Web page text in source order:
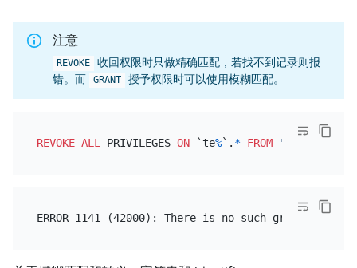
注意
REVOKE
收回权限时只做精确匹配，若找不到记录则报
错。而
GRANT 授予权限时可以使用模糊匹配。
REVOKE ALL PRIVILEGES ON `te%`. * FROM 'genius'